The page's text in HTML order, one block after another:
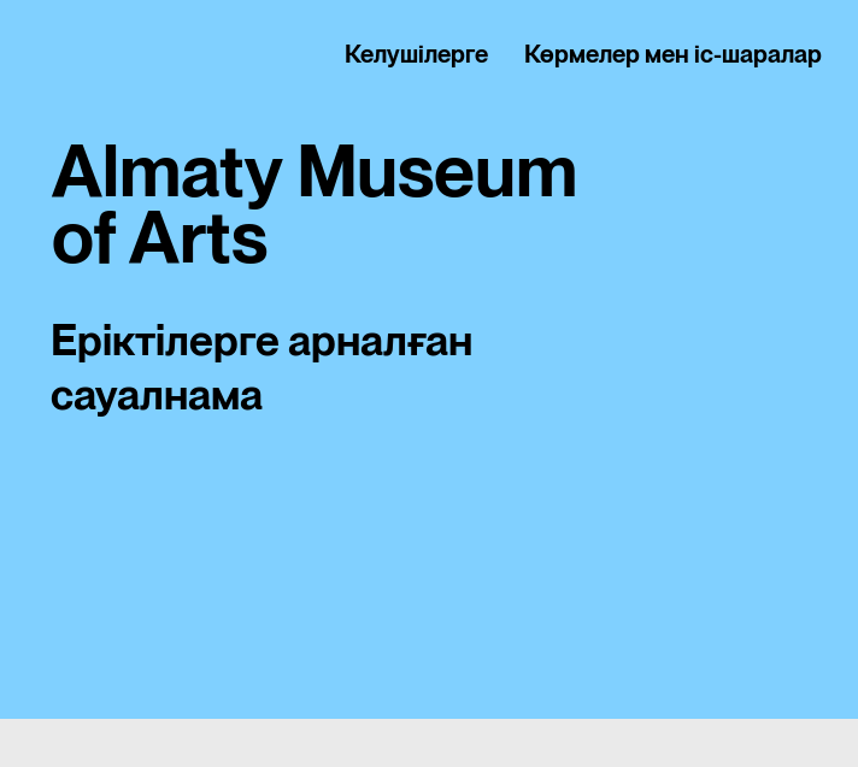
Келушілерге Көрмелер мен іс-шаралар
Almaty Museum
of Arts
Еріктілерге арналған
сауалнама